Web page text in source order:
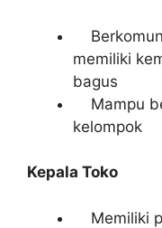
memiliki
bagus
Mampu
kelompok
Kepala Toko
Memiliki